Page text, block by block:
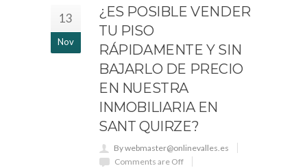
13
Nov
¿ES POSIBLE VENDER
TU PISO
RÁPIDAMENTE Y SIN
BAJARLO DE PRECIO
EN NUESTRA
INMOBILIARIA EN
SANT QUIRZE?
By webmaster@onlinevalles.es
Comments are Off